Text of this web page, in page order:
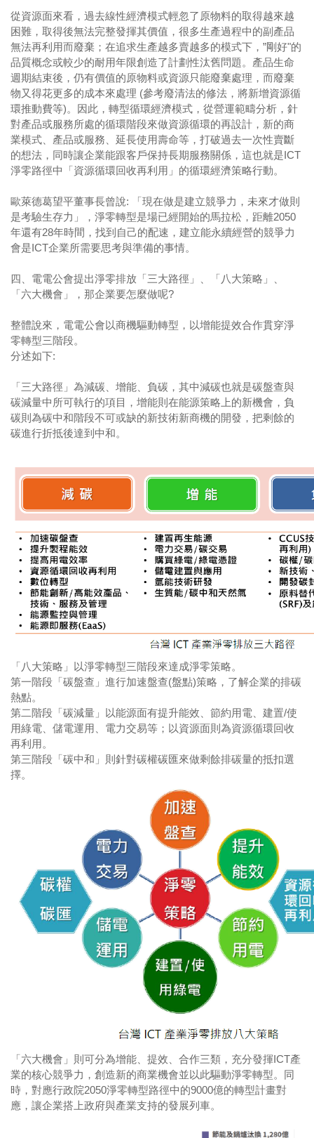
從資源面來看，過去線性經濟模式輕忽了原物料的取得越來越
困難，取得後無法完整發揮其價值，很多生產過程中的副產品
無法再利用而廢棄；在追求生產越多賣越多的模式下，”剛好"的
品質概念或較少的耐用年限創造了計劃性汰舊問題。產品生命
週期結束後，仍有價值的原物料或資源只能廢棄處理，而廢棄
物又得花更多的成本來處理 (參考廢清法的修法，將新增資源循
環推動費等)。因此，轉型循環經濟模式，從營運範疇分析，針
對產品或服務所處的循環階段來做資源循環的再設計，新的商
業模式、產品或服務、延長使用壽命等，打破過去一次性賣斷
的想法，同時讓企業能跟客戶保持長期服務關係，這也就是ICT
淨零路徑中「資源循環回收再利用」的循環經濟策略行動。
歐萊德葛望平董事長曾說: 「現在做是建立競爭力，未來才做則
是考驗生存力」，淨零轉型是場已經開始的馬拉松，距離2050
年還有28年時間，找到自己的配速，建立能永續經營的競爭力
會是ICT企業所需要思考與準備的事情。
四、電電公會提出淨零排放「三大路徑」、「八大策略」、
「六大機會」，那企業要怎麼做呢?
整體說來，電電公會以商機驅動轉型，以增能提效合作貫穿淨
零轉型三階段。
分述如下:
「三大路徑」為減碳、增能、負碳，其中減碳也就是碳盤查與
碳減量中所可執行的項目，增能則在能源策略上的新機會，負
碳則為碳中和階段不可或缺的新技術新商機的開發，把剩餘的
碳進行折抵後達到中和。
「八大策略」以淨零轉型三階段來達成淨零策略。
第一階段「碳盤查」進行加速盤查(盤點)策略，了解企業的排碳
熱點。
第二階段「碳減量」以能源面有提升能效、節約用電、建置/使
用綠電、儲電運用、電力交易等；以資源面則為資源循環回收
再利用。
第三階段「碳中和」則針對碳權碳匯來做剩餘排碳量的抵扣選
擇。
「六大機會」則可分為增能、提效、合作三類，充分發揮ICT產
業的核心競爭力，創造新的商業機會並以此驅動淨零轉型。同
時，對應行政院2050淨零轉型路徑中的9000億的轉型計畫對
應，讓企業搭上政府與產業支持的發展列車。